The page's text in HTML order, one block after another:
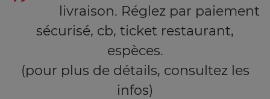
livraison. Réglez par paiement
sécurisé, cb, ticket restaurant,
espèces.
(pour plus de détails, consultez les
infos)